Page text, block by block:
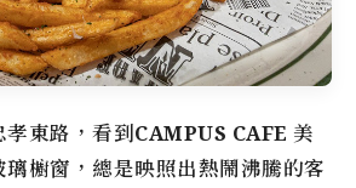
東路，看到CAMPUS CAFE 美
璃櫥窗，總是映照出熱鬧沸騰的客